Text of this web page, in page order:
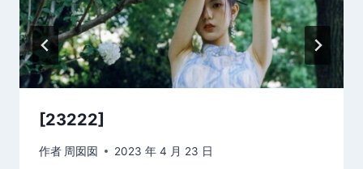
[23222]
作者 周囡囡 2023 年 4 月 23 日